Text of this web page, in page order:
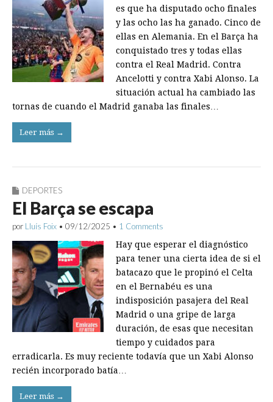
es que ha disputado ocho finales
y las ocho las ha ganado. Cinco de
ellas en Alemania. En el Barça ha
conquistado tres y todas ellas
contra el Real Madrid. Contra
Ancelotti y contra Xabi Alonso. La
situación actual ha cambiado las
tornas de cuando el Madrid ganaba las finales…
Leer más →
DEPORTES
El Barça se escapa
por Lluís Foix • 09/12/2025 • 1 Comments
Hay que esperar el diagnóstico
para tener una cierta idea de si el
batacazo que le propinó el Celta
en el Bernabéu es una
indisposición pasajera del Real
Madrid o una gripe de larga
duración, de esas que necesitan
tiempo y cuidados para
erradicarla. Es muy reciente todavía que un Xabi Alonso
recién incorporado batía…
Leer más →